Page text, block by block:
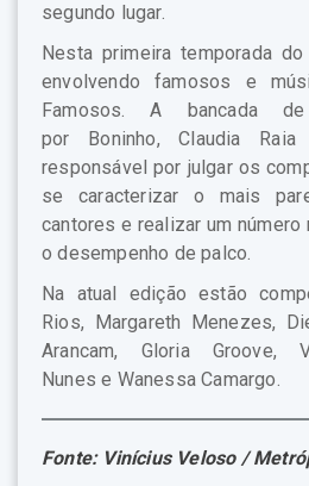
segundo lugar.
Nesta primeira temporada
envolvendo famosos e
Famosos. A bancada
por Boninho, Claudia
responsável por julgar os
se caracterizar o mais
cantores e realizar um
o desempenho de palco.
Na atual edição estão
Rios, Margareth Menezes,
Arancam, Gloria Groove,
Nunes e Wanessa Camargo.
Fonte: Vinícius Veloso /